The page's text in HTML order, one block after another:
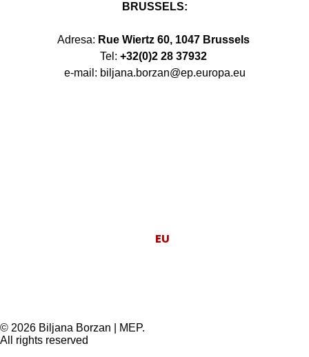
BRUSSELS:
Adresa: Rue Wiertz 60, 1047 Brussels
Tel: +32(0)2 28 37932
e-mail: biljana.borzan@ep.europa.eu
EU
© 2026 Biljana Borzan | MEP.
All rights reserved